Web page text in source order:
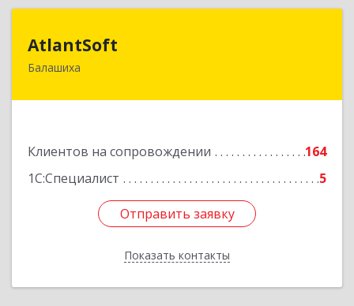
AtlantSoft
Балашиха
Клиентов на сопровождении
164
1С:Специалист
5
Отправить заявку
Показать контакты
143900, Московская обл, Балашиха г, Звездная
Отправить заявку
Назад